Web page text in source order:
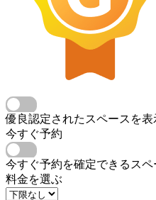
優良認定されたスペースを表
今すぐ予約
今すぐ予約を確定できるス
料金を選ぶ